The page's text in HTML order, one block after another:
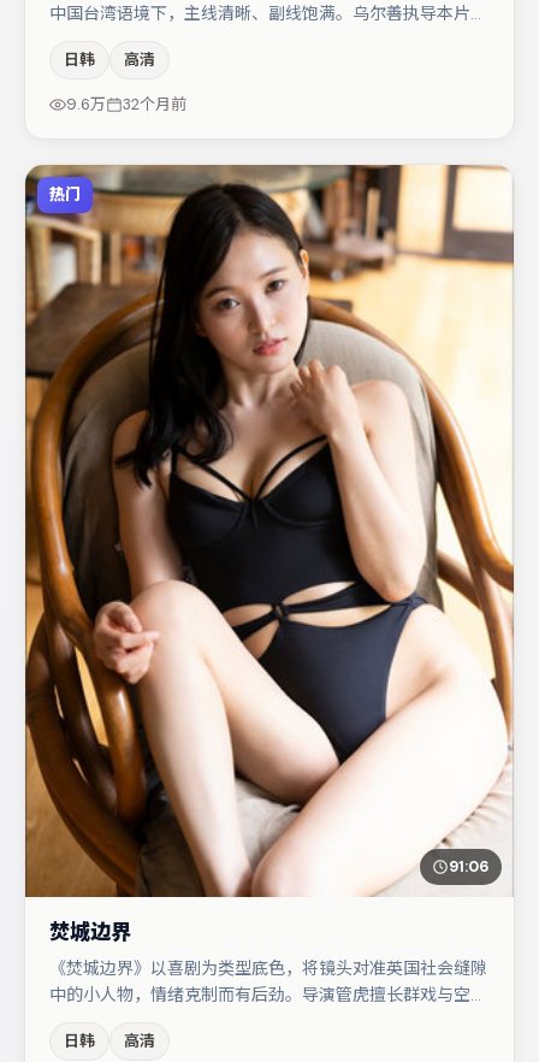
中国台湾语境下，主线清晰、副线饱满。乌尔善执导本片，
当。咏梅与大鹏的对手戏构成全片情感锚点，李光洁则以细
节塑造推动谜题层层揭开。整体完成度较高，适合周末一口
日韩 高清
9.6万 32个月前
热门
91:06
焚城边界
《焚城边界》以喜剧为类型底色，将镜头对准英国社会缝隙
中的小人物，情绪克制而有后劲。导演管虎擅长群戏与空间
蒋奇明、谭卓、李光洁等，角色动机前后呼应，适合喜欢抠
日韩 高清